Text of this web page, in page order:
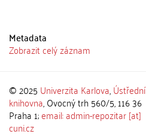
Metadata
Zobrazit celý záznam
© 2025 Univerzita Karlova,Ústřední
knihovna, Ovocný trh 560/5, 116 36
Praha 1;email: admin-repozitar [at]
cuni.cz